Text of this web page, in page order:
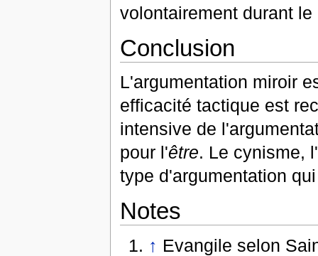
volontairement durant le
Conclusion
L'argumentation miroir
efficacité tactique est
intensive de
pour l'être. Le cynisme,
type d'argumentation
Notes
↑ Evangile selon